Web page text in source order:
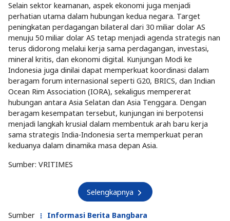
Selain sektor keamanan, aspek ekonomi juga menjadi
perhatian utama dalam hubungan kedua negara. Target
peningkatan perdagangan bilateral dari 30 miliar dolar AS
menuju 50 miliar dolar AS tetap menjadi agenda strategis nan
terus didorong melalui kerja sama perdagangan, investasi,
mineral kritis, dan ekonomi digital. Kunjungan Modi ke
Indonesia juga dinilai dapat memperkuat koordinasi dalam
beragam forum internasional seperti G20, BRICS, dan Indian
Ocean Rim Association (IORA), sekaligus mempererat
hubungan antara Asia Selatan dan Asia Tenggara. Dengan
beragam kesempatan tersebut, kunjungan ini berpotensi
menjadi langkah krusial dalam membentuk arah baru kerja
sama strategis India-Indonesia serta memperkuat peran
keduanya dalam dinamika masa depan Asia.
Sumber: VRITIMES
Selengkapnya
Sumber Informasi Berita Bangbara